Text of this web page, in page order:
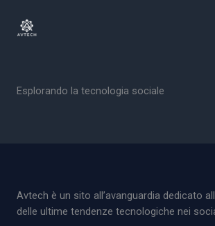
contenuto
Esplorando la tecnologia sociale
Avtech è un sito all’avanguardia dedicato
delle ultime tendenze tecnologiche nei